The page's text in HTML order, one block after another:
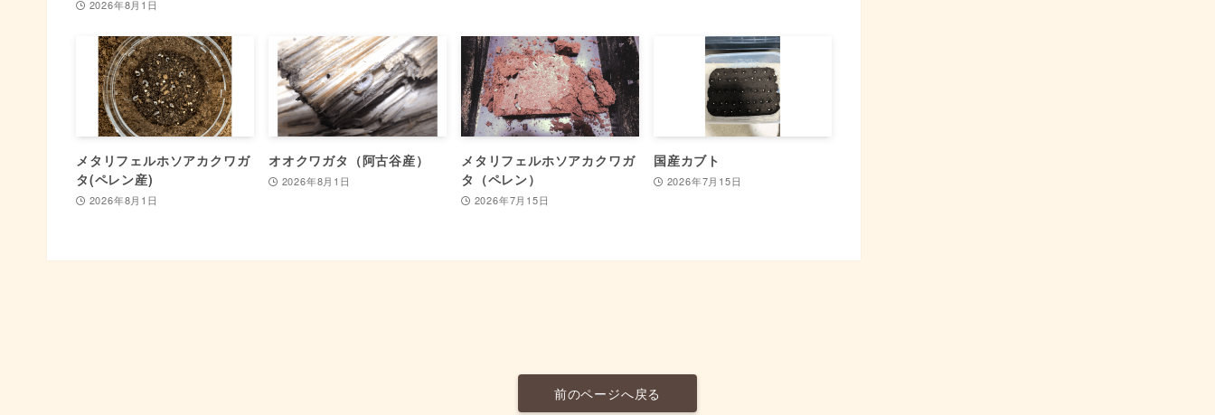
2026年8月1日
メタリフェルホソアカクワガ
タ(ペレン産)
2026年8月1日
オオクワガタ（阿古谷産）
2026年8月1日
メタリフェルホソアカクワガ
タ（ペレン）
2026年7月15日
国産カブト
2026年7月15日
前のページへ戻る